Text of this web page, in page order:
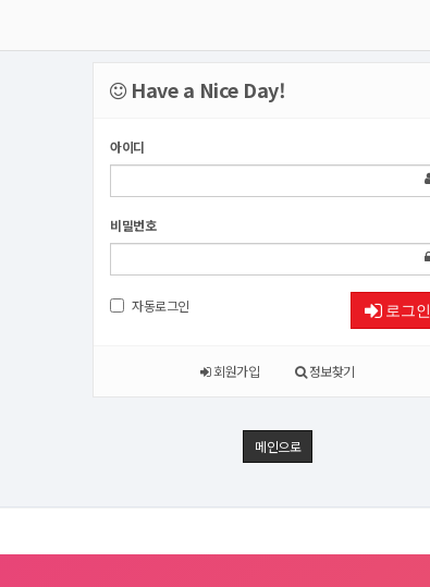
Have a Nice Day!
아이디
비밀번호
자동로그인 로그인
회원가입 정보찾기
메인으로